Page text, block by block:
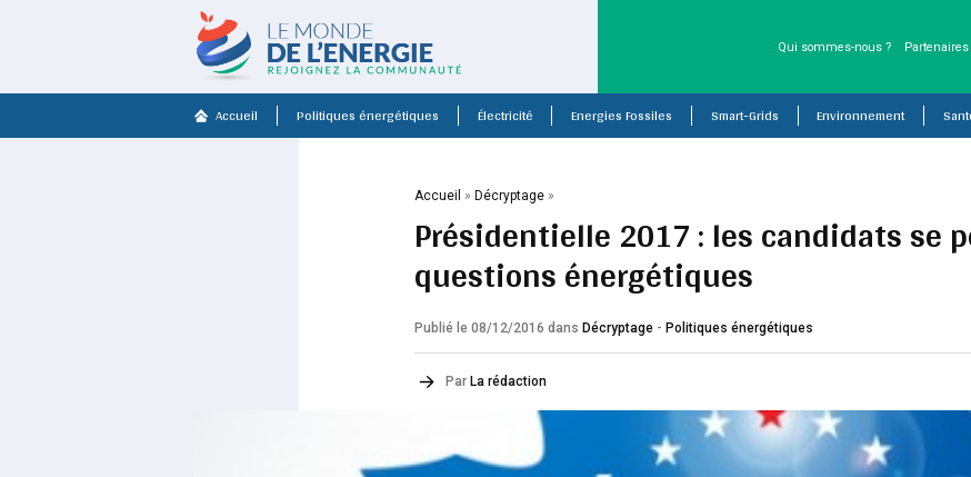
Qui sommes-nous ? Partenaires
Accueil Politiques énergétiques Électricité Energies Fossiles Smart-Grids Environnement
Accueil » Décryptage »
Présidentielle 2017 : les candidats se
questions énergétiques
Publié le 08/12/2016dansDécryptage -Politiques énergétiques
Par La rédaction